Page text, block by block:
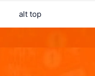
alt top